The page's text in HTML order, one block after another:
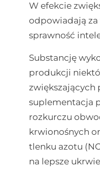
W efekcie
odpowiadają za
sprawność
Substancję
produkcji
zwiększających
suplementacja
rozkurczu
krwionośnych
tlenku azotu
na lepsze